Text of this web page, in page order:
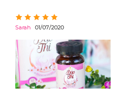
Sarah 01/07/2020